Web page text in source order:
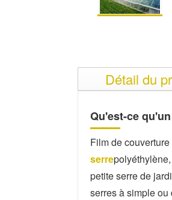
Détail du
Qu'est-ce
Film de
serrepolyéthylène,
petite serre de
serres à simple